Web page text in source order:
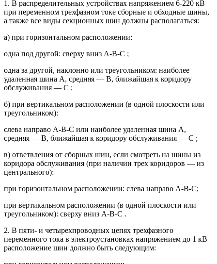
1. В распределительных устройствах напряжением 6-220 кВ
при переменном трехфазном токе сборные и обходные шины,
а также все виды секционных шин должны располагаться:
а) при горизонтальном расположении:
одна под другой: сверху вниз А-В-С ;
одна за другой, наклонно или треугольником: наиболее
удаленная шина А, средняя — В, ближайшая к коридору
обслуживания — С ;
б) при вертикальном расположении (в одной плоскости или
треугольником):
слева направо А-В-С или наиболее удаленная шина А,
средняя — В, ближайшая к коридору обслуживания — С ;
в) ответвления от сборных шин, если смотреть на шины из
коридора обслуживания (при наличии трех коридоров — из
центрального):
при горизонтальном расположении: слева направо А-В-С;
при вертикальном расположении (в одной плоскости или
треугольником): сверху вниз А-В-С .
2. В пяти- и четырехпроводных цепях трехфазного
переменного тока в электроустановках напряжением до 1 кВ
расположение шин должно быть следующим: